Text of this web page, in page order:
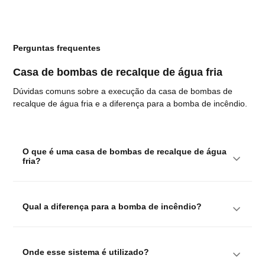
Perguntas frequentes
Casa de bombas de recalque de água fria
Dúvidas comuns sobre a execução da casa de bombas de
recalque de água fria e a diferença para a bomba de incêndio.
O que é uma casa de bombas de recalque de água
fria?
Qual a diferença para a bomba de incêndio?
Onde esse sistema é utilizado?